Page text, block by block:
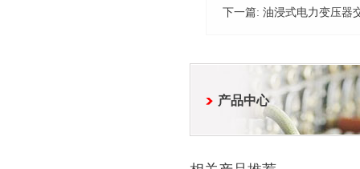
下一篇: 油浸式电力变压器
产品中心